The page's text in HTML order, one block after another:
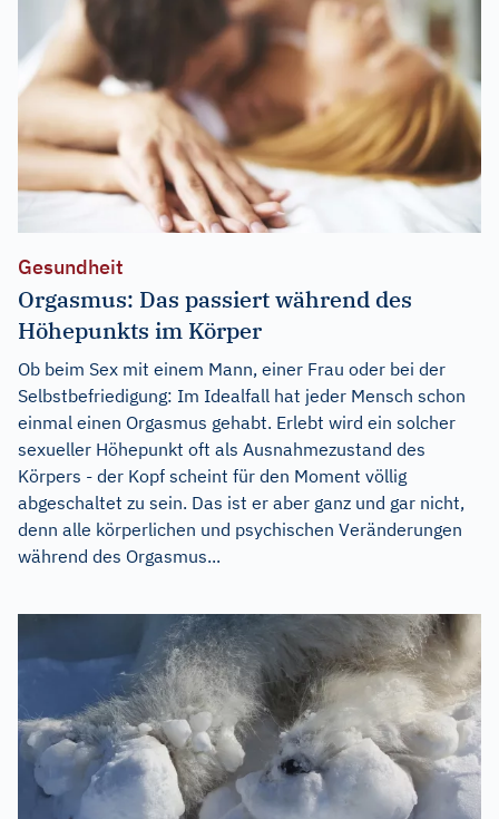
Gesundheit
Orgasmus: Das passiert während des
Höhepunkts im Körper
Ob beim Sex mit einem Mann, einer Frau oder bei der
Selbstbefriedigung: Im Idealfall hat jeder Mensch schon
einmal einen Orgasmus gehabt. Erlebt wird ein solcher
sexueller Höhepunkt oft als Ausnahmezustand des
Körpers - der Kopf scheint für den Moment völlig
abgeschaltet zu sein. Das ist er aber ganz und gar nicht,
denn alle körperlichen und psychischen Veränderungen
während des Orgasmus...